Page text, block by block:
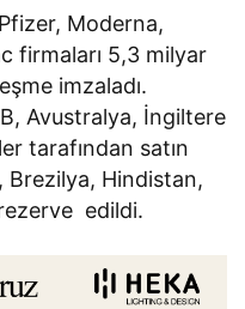
Moderna,
firmaları 5,3 milyar
imzaladı.
Avustralya, İngiltere
tarafından satın
Brezilya, Hindistan,
edildi.